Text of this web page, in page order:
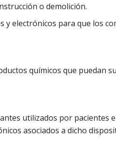
o demolición.
y electrónicos para que los
químicos que puedan
utilizados por pacientes
asociados a dicho